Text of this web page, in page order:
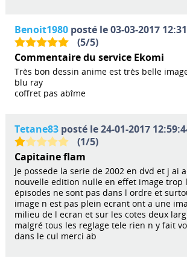
Benoit1980posté le 03-03-2017
(5/5)
Commentaire du service Ekomi
Très bon dessin anime est très belle
blu ray
coffret pas abîme
Tetane83posté le 24-01-2017
(1/5)
Capitaine flam
Je possede la serie de 2002 en dvd et j ai
nouvelle edition nulle en effet image trop
épisodes ne sont pas dans l ordre et
image n est pas plein ecrant ont a une
milieu de l ecran et sur les cotes deux
malgré tous les reglage tele rien n y fait
dans le cul merci ab